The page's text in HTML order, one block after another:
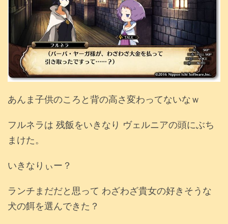
あんま子供のころと背の高さ変わってないなｗ
フルネラは 残飯をいきなり ヴェルニアの頭にぶち
まけた。
いきなりぃー？
ランチまだだと思って わざわざ貴女の好きそうな
犬の餌を選んできた？